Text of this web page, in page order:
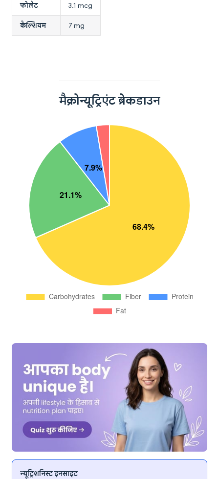
फोलेट 3.1 mcg
कैल्शियम 7 mg
मैक्रोन्यूट्रिएंट ब्रेकडाउन
न्यूट्रिशनिस्ट इनसाइट